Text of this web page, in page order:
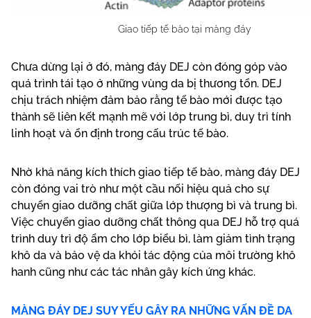
Giao tiếp tế bào tại màng đáy
Chưa dừng lại ở đó, màng đáy DEJ còn đóng góp vào
quá trình tái tạo ở những vùng da bị thương tổn. DEJ
chịu trách nhiệm đảm bảo rằng tế bào mới được tạo
thành sẽ liên kết mạnh mẽ với lớp trung bì, duy trì tính
linh hoạt và ổn định trong cấu trúc tế bào.
Nhờ khả năng kích thích giao tiếp tế bào, màng đáy DEJ
còn đóng vai trò như một cầu nối hiệu quả cho sự
chuyển giao dưỡng chất giữa lớp thượng bì và trung bì.
Việc chuyển giao dưỡng chất thông qua DEJ hỗ trợ quá
trình duy trì độ ẩm cho lớp biểu bì, làm giảm tình trạng
khô da và bảo vệ da khỏi tác động của môi trường khô
hanh cũng như các tác nhân gây kích ứng khác.
MÀNG ĐÁY DEJ SUY YẾU GÂY RA NHỮNG VẤN ĐỀ DA